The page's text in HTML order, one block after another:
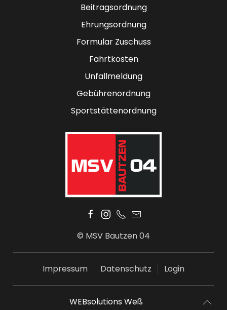
Beitragsordnung
Ehrungsordnung
Formular Zuschuss
Fahrtkosten
Unfallmeldung
Gebührenordnung
Sportstättenordnung
© MSV Bautzen 04
Impressum Datenschutz Login
WEBsolutions Weß